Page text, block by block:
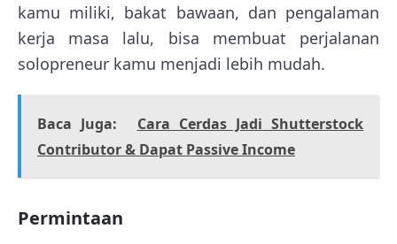
kamu miliki, bakat bawaan, dan pengalaman
kerja masa lalu, bisa membuat perjalanan
solopreneur kamu menjadi lebih mudah.
Baca Juga:
Cara Cerdas Jadi Shutterstock
Contributor & Dapat Passive Income
Permintaan